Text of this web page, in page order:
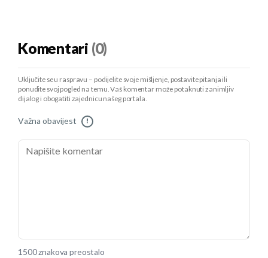
Komentari (0)
Uključite se u raspravu – podijelite svoje mišljenje, postavite pitanja ili
ponudite svoj pogled na temu. Vaš komentar može potaknuti zanimljiv
dijalog i obogatiti zajednicu našeg portala.
Važna obavijest !
1500 znakova preostalo